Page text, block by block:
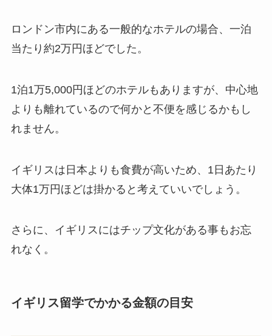
ロンドン市内にある一般的なホテルの場合、一泊
当たり約2万円ほどでした。
1泊1万5,000円ほどのホテルもありますが、中心地
よりも離れているので何かと不便を感じるかもし
れません。
イギリスは日本よりも食費が高いため、1日あたり
大体1万円ほどは掛かると考えていいでしょう。
さらに、イギリスにはチップ文化がある事もお忘
れなく。
イギリス留学でかかる金額の目安